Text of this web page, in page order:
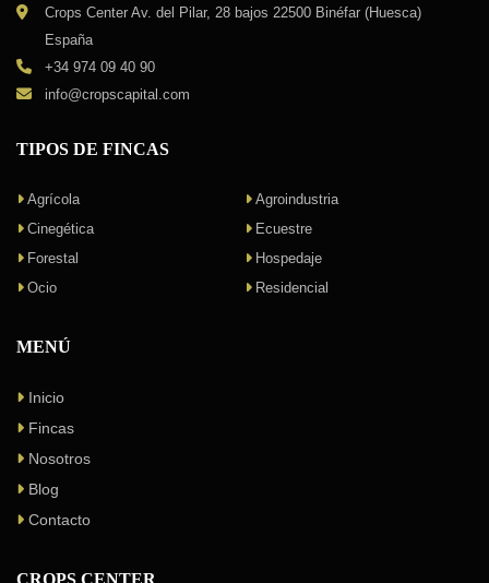
Crops Center Av. del Pilar, 28 bajos 22500 Binéfar (Huesca)
España
+34 974 09 40 90
info@cropscapital.com
TIPOS DE FINCAS
Agrícola
Agroindustria
Cinegética
Ecuestre
Forestal
Hospedaje
Ocio
Residencial
MENÚ
Inicio
Fincas
Nosotros
Blog
Contacto